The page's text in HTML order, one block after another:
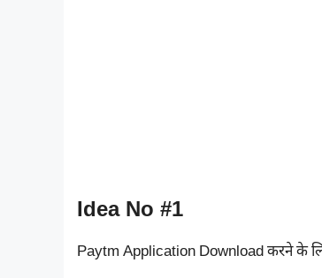
Idea No #1
Paytm Application Download करने